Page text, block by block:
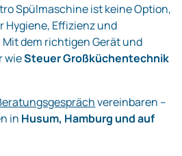
Spülmaschine ist keine Option,
Hygiene, Effizienz und
dem richtigen Gerät und
wieSteuer Großküchentechnik
vereinbaren –
in Husum, Hamburg und auf